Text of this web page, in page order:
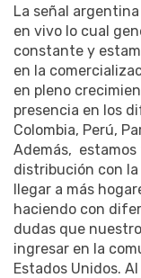
La señal
en vivo lo cual
constante y
en la
en pleno
presencia en los
Colombia, Perú,
Además,
distribución con la
llegar a más
haciendo con
dudas que
ingresar en la
Estados Unidos.